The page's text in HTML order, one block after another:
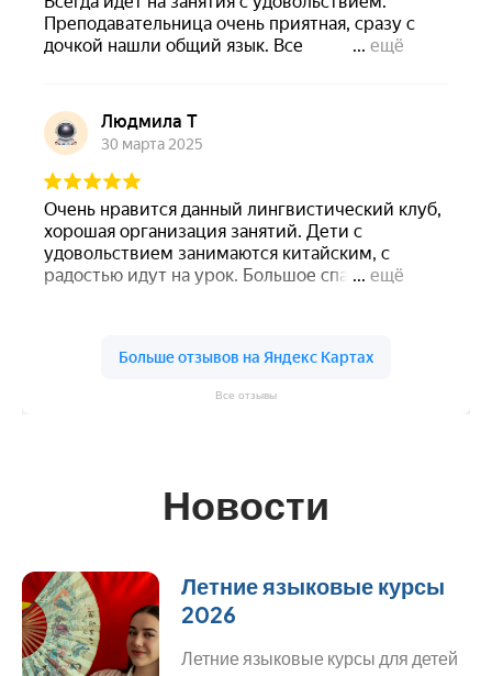
Все отзывы
Новости
Летние языковые курсы
2026
Летние языковые курсы для детей